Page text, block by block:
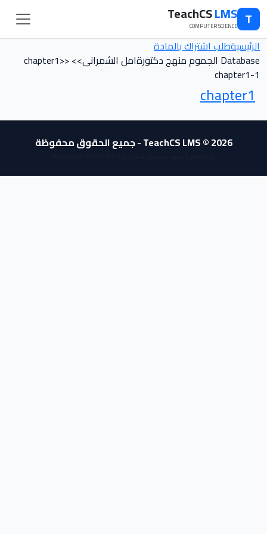
T
TeachCSLMS
COMPUTER SCIENCE
الرئيسية
Database الجموم منهج دكتورةامل الشمرانى>> chapter1>>
chapter1-1
طلب اشتراك بالمادة
chapter1
TeachCS LMS © 2026 - جميع الحقوق محفوظة